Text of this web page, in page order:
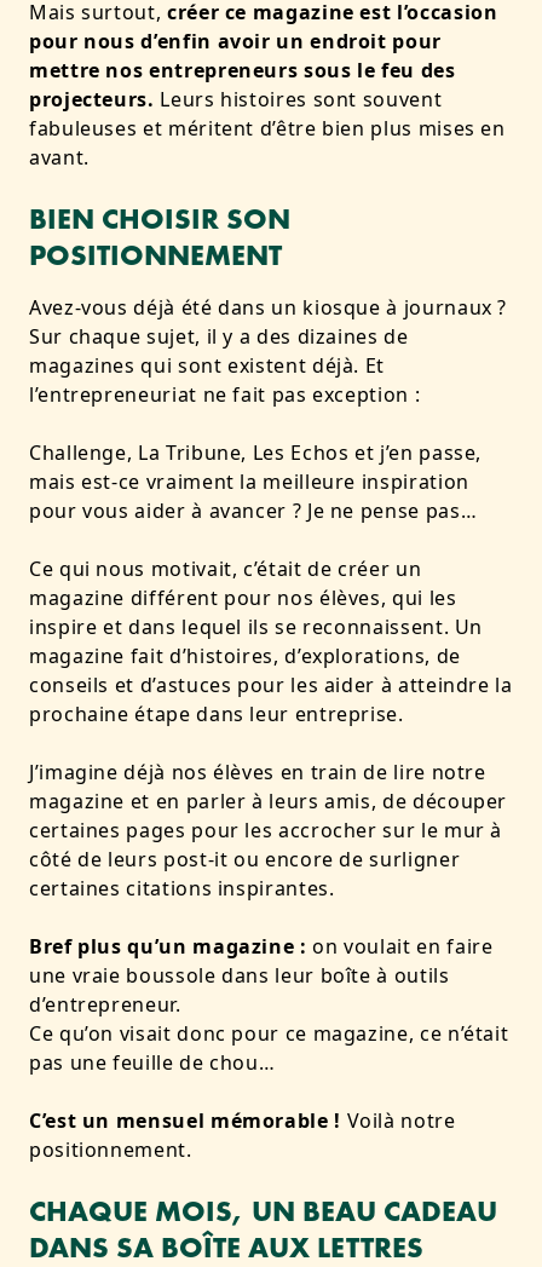
Mais surtout, créer ce magazine est l’occasion
pour nous d’enfin avoir un endroit pour
mettre nos entrepreneurs sous le feu des
projecteurs. Leurs histoires sont souvent
fabuleuses et méritent d’être bien plus mises en
avant.
BIEN CHOISIR SON
POSITIONNEMENT
Avez-vous déjà été dans un kiosque à journaux ?
Sur chaque sujet, il y a des dizaines de
magazines qui sont existent déjà. Et
l’entrepreneuriat ne fait pas exception :
Challenge, La Tribune, Les Echos et j’en passe,
mais est-ce vraiment la meilleure inspiration
pour vous aider à avancer ? Je ne pense pas…
Ce qui nous motivait, c’était de créer un
magazine différent pour nos élèves, qui les
inspire et dans lequel ils se reconnaissent. Un
magazine fait d’histoires, d’explorations, de
conseils et d’astuces pour les aider à atteindre la
prochaine étape dans leur entreprise.
J’imagine déjà nos élèves en train de lire notre
magazine et en parler à leurs amis, de découper
certaines pages pour les accrocher sur le mur à
côté de leurs post-it ou encore de surligner
certaines citations inspirantes.
Bref plus qu’un magazine :on voulait en faire
une vraie boussole dans leur boîte à outils
d’entrepreneur.
Ce qu’on visait donc pour ce magazine, ce n’était
pas une feuille de chou…
C’est un mensuel mémorable ! Voilà notre
positionnement.
CHAQUE MOIS, UN BEAU CADEAU
DANS SA BOÎTE AUX LETTRES